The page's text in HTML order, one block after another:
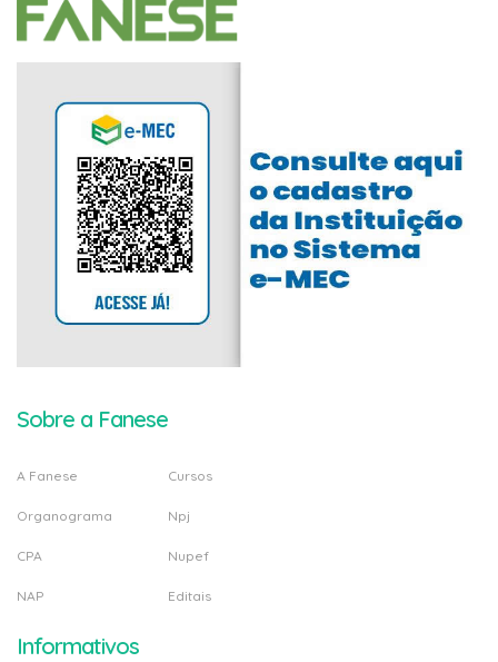
Sobre a Fanese
A Fanese
Organograma
CPA
NAP
Cursos
Npj
Nupef
Editais
Informativos